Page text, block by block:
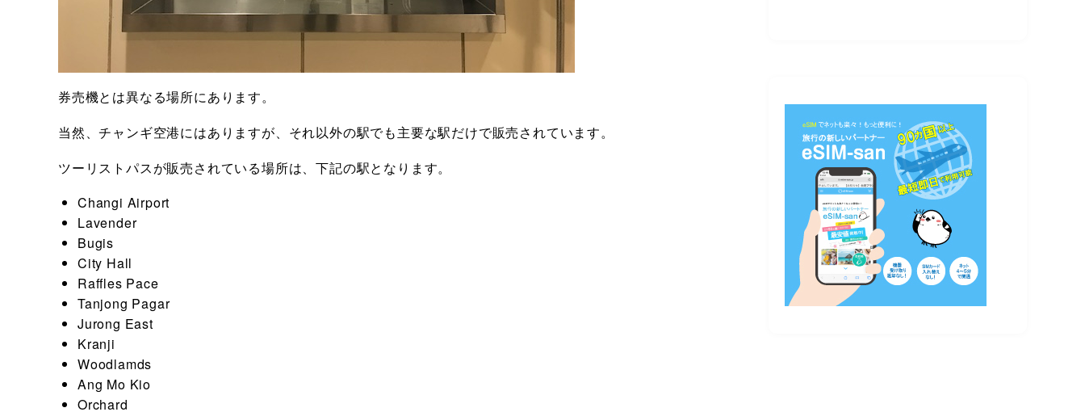
券売機とは異なる場所にあります。
当然、チャンギ空港にはありますが、それ以外の駅でも主要な駅だけで販売されています。
ツーリストパスが販売されている場所は、下記の駅となります。
Changi Airport
Lavender
Bugis
City Hall
Raffles Pace
Tanjong Pagar
Jurong East
Kranji
Woodlamds
Ang Mo Kio
Orchard